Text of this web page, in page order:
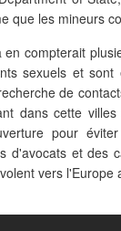
que les mineurs
en compterait
sexuels et
de
dans cette
pour
d'avocats et des
vers